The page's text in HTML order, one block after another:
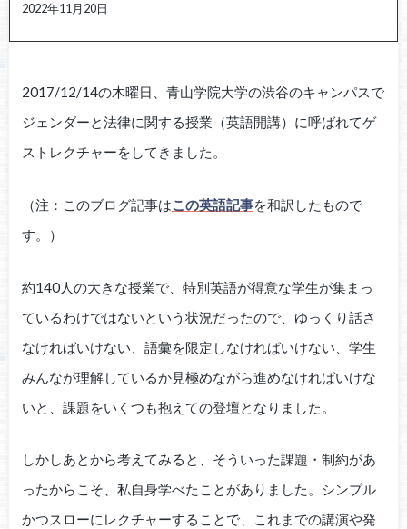
2022年11月20日
2017/12/14の木曜日、青山学院大学の渋谷のキャンパスで
ジェンダーと法律に関する授業（英語開講）に呼ばれてゲ
ストレクチャーをしてきました。
（注：このブログ記事はこの英語記事を和訳したもので
す。）
約140人の大きな授業で、特別英語が得意な学生が集まっ
ているわけではないという状況だったので、ゆっくり話さ
なければいけない、語彙を限定しなければいけない、学生
みんなが理解しているか見極めながら進めなければいけな
いと、課題をいくつも抱えての登壇となりました。
しかしあとから考えてみると、そういった課題・制約があ
ったからこそ、私自身学べたことがありました。シンプル
かつスローにレクチャーすることで、これまでの講演や発